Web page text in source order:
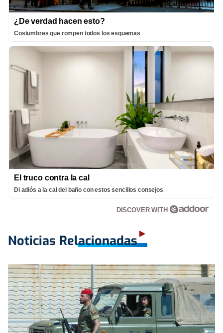
¿De verdad hacen esto?
Costumbres que rompen todos los esquemas
El truco contra la cal
Di adiós a la cal del baño con estos sencillos consejos
DISCOVER WITH
Noticias Relacionadas